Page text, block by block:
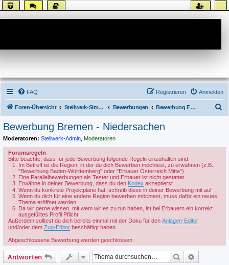
FAQ Anmelden
Registrieren
Foren-Übersicht Stellwerk-Sim allgemein Bewerbungen Bewerbung Erbauer
Bewerbung Bremen - Niedersachen
Moderatoren: Stellwerk-Admin Moderatoren
Forumsregeln
Bitte beachte, dass für jede Bewerbung folgende Regeln einzuhalten sind:
Im Betreff ist die Region, in der du dich Bewerben möchtest, zu erwähnen (z.B.
"Bewerbung Baden-Württemberg" oder "Erbauer Österreich Mitte")
Eine Parallelbewerbungen als Tester und Erbauer ist nicht gestattet
Erwähne in deiner Bewerbung, dass du den Kodex akzeptierst
Wenn du konkrete Projektpläne hat, schreib diese in deiner Bewerbung mit auf
Wenn du dich für eine andere Region bewerben möchtest, muss dafür ein neues
Thema eröffnet werden
Da wir gerne wissen, mit wem wir es zu tun haben, ist bei Erbauern ein korrekt
ausgefülltes Profil Pflicht
Außerdem solltest du dich bereits einmal mit der Doku für den Anlagen-Editor
und/oder dem Zug-Editor beschäftigt haben.
Abgeschlossene Bewerbung werden geschlossen.
Antworten Suche